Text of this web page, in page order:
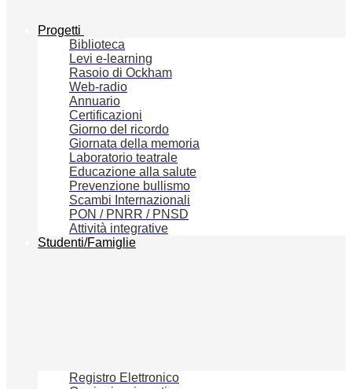
Progetti
Biblioteca
Levi e-learning
Rasoio di Ockham
Web-radio
Annuario
Certificazioni
Giorno del ricordo
Giornata della memoria
Laboratorio teatrale
Educazione alla salute
Prevenzione bullismo
Scambi Internazionali
PON / PNRR / PNSD
Attività integrative
Studenti/Famiglie
Registro Elettronico